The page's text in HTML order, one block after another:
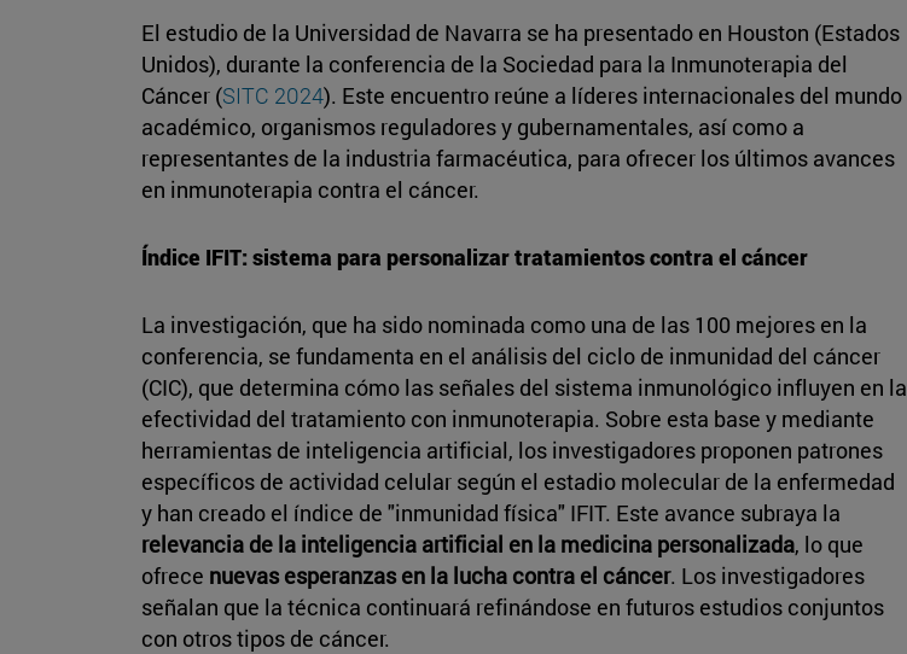
El estudio de la Universidad de Navarra se ha presentado en Houston (Estados
Unidos), durante la conferencia de la Sociedad para la Inmunoterapia del
Cáncer (SITC 2024). Este encuentro reúne a líderes internacionales del mundo
académico, organismos reguladores y gubernamentales, así como a
representantes de la industria farmacéutica, para ofrecer los últimos avances
en inmunoterapia contra el cáncer.
Índice IFIT: sistema para personalizar tratamientos contra el cáncer
La investigación, que ha sido nominada como una de las 100 mejores en la
conferencia, se fundamenta en el análisis del ciclo de inmunidad del cáncer
(CIC), que determina cómo las señales del sistema inmunológico influyen en la
efectividad del tratamiento con inmunoterapia. Sobre esta base y mediante
herramientas de inteligencia artificial, los investigadores proponen patrones
específicos de actividad celular según el estadio molecular de la enfermedad
y han creado el índice de "inmunidad física" IFIT. Este avance subraya la
relevancia de la inteligencia artificial en la medicina personalizada, lo que
ofrece nuevas esperanzas en la lucha contra el cáncer. Los investigadores
señalan que la técnica continuará refinándose en futuros estudios conjuntos
con otros tipos de cáncer.